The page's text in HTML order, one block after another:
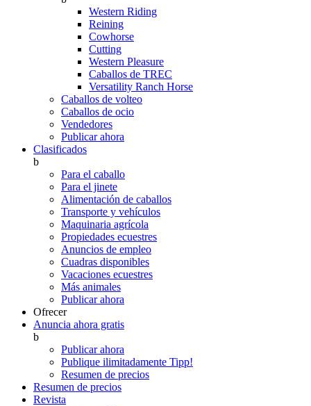
Western Riding
Reining
Cowhorse
Cutting
Western Pleasure
Caballos de TREC
Versatility Ranch Horse
Caballos de volteo
Caballos de ocio
Vendedores
Publicar ahora
Clasificados
b
Para el caballo
Para el jinete
Alimentación de caballos
Transporte y vehículos
Maquinaria agrícola
Propiedades ecuestres
Anuncios de empleo
Cuadras disponibles
Vacaciones ecuestres
Más animales
Publicar ahora
Ofrecer
Anuncia ahora gratis
b
Publicar ahora
Publique ilimitadamente Tipp!
Resumen de precios
Resumen de precios
Revista